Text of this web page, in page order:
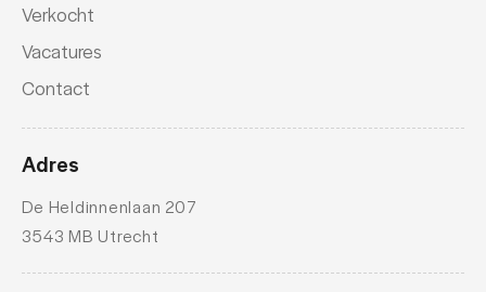
Verkocht
Vacatures
Contact
Adres
De Heldinnenlaan 207
3543 MB Utrecht